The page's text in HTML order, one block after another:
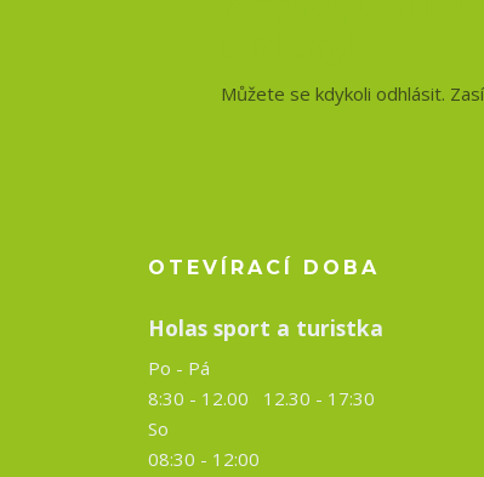
Můžete se kdykoli odhlásit.
OTEVÍRACÍ DOBA
Holas sport a turistka
Po - Pá
8:30 - 12.00 12.30 - 17:30
So
08:30 - 12:00